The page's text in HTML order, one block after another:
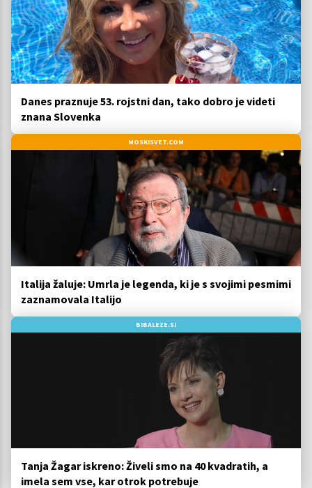
Danes praznuje 53. rojstni dan, tako dobro je videti
znana Slovenka
MOSKISVET.COM
Italija žaluje: Umrla je legenda, ki je s svojimi pesmimi
zaznamovala Italijo
BIBALEZE.SI
Tanja Žagar iskreno: Živeli smo na 40 kvadratih, a
imela sem vse, kar otrok potrebuje